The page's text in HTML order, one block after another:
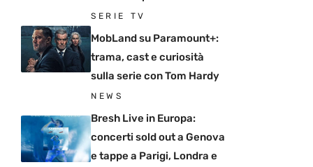
SERIE TV
MobLand su Paramount+:
trama, cast e curiosità
sulla serie con Tom Hardy
NEWS
Bresh Live in Europa:
concerti sold out a Genova
e tappe a Parigi, Londra e